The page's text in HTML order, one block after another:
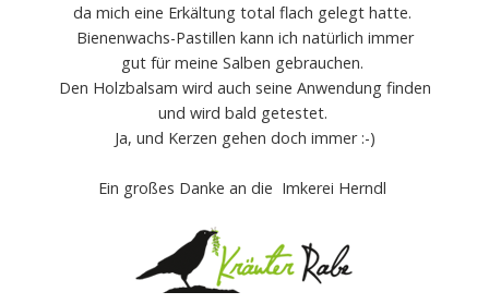
da mich eine Erkältung total flach gelegt hatte.
Bienenwachs-Pastillen kann ich natürlich immer
gut für meine Salben gebrauchen.
Den Holzbalsam wird auch seine Anwendung finden
und wird bald getestet.
Ja, und Kerzen gehen doch immer :-)
Ein großes Danke an die Imkerei Herndl